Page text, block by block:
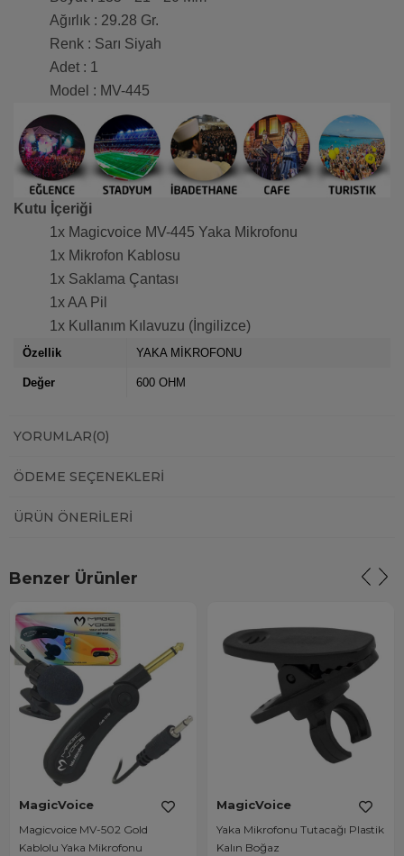
Ağırlık : 29.28 Gr.
Renk : Sarı Siyah
Adet : 1
Model : MV-445
Kutu İçeriği
1x Magicvoice MV-445 Yaka Mikrofonu
1x Mikrofon Kablosu
1x Saklama Çantası
1x AA Pil
1x Kullanım Kılavuzu (İngilizce)
Özellik YAKA MİKROFONU
Değer 600 OHM
YORUMLAR(0)
ÖDEME SEÇENEKLERI
ÜRÜN ÖNERILERI
Benzer Ürünler
MagicVoice
Magicvoice MV-502 Gold
Kablolu Yaka Mikrofonu
MagicVoice
Yaka Mikrofonu Tutacağı Plastik
Kalın Boğaz